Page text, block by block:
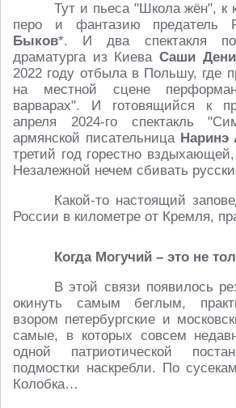
Тут и пьеса "Школа жён", к
перо и фантазию предатель
Быков*. И два спектакля по
драматурга из Киева Саши
2022 году отбыла в Польшу, где
на местной сцене
варварах". И готовящийся к
апреля 2024-го спектакль
армянской писательница Наринэ
третий год горестно
Незалежной нечем сбивать
Какой-то настоящий
России в километре от Кремля,
Когда Могучий – это не
В этой связи появилось
окинуть самым беглым,
взором петербургские и
самые, в которых совсем
одной патриотической
подмостки наскребли. По
Колобка…